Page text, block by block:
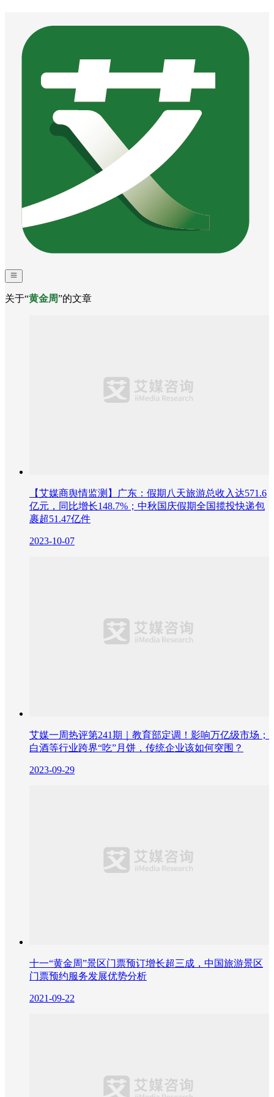
关于“黄金周”的文章
【艾媒商舆情监测】广东：假期八天旅游总收入达571.6
亿元，同比增长148.7%；中秋国庆假期全国揽投快递包
裹超51.47亿件
2023-10-07
艾媒一周热评第241期｜教育部定调！影响万亿级市场；
白酒等行业跨界“吃”月饼，传统企业该如何突围？
2023-09-29
十一“黄金周”景区门票预订增长超三成，中国旅游景区
门票预约服务发展优势分析
2021-09-22